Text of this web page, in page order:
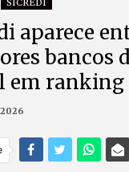
SICREDI
aparece
bancos
em